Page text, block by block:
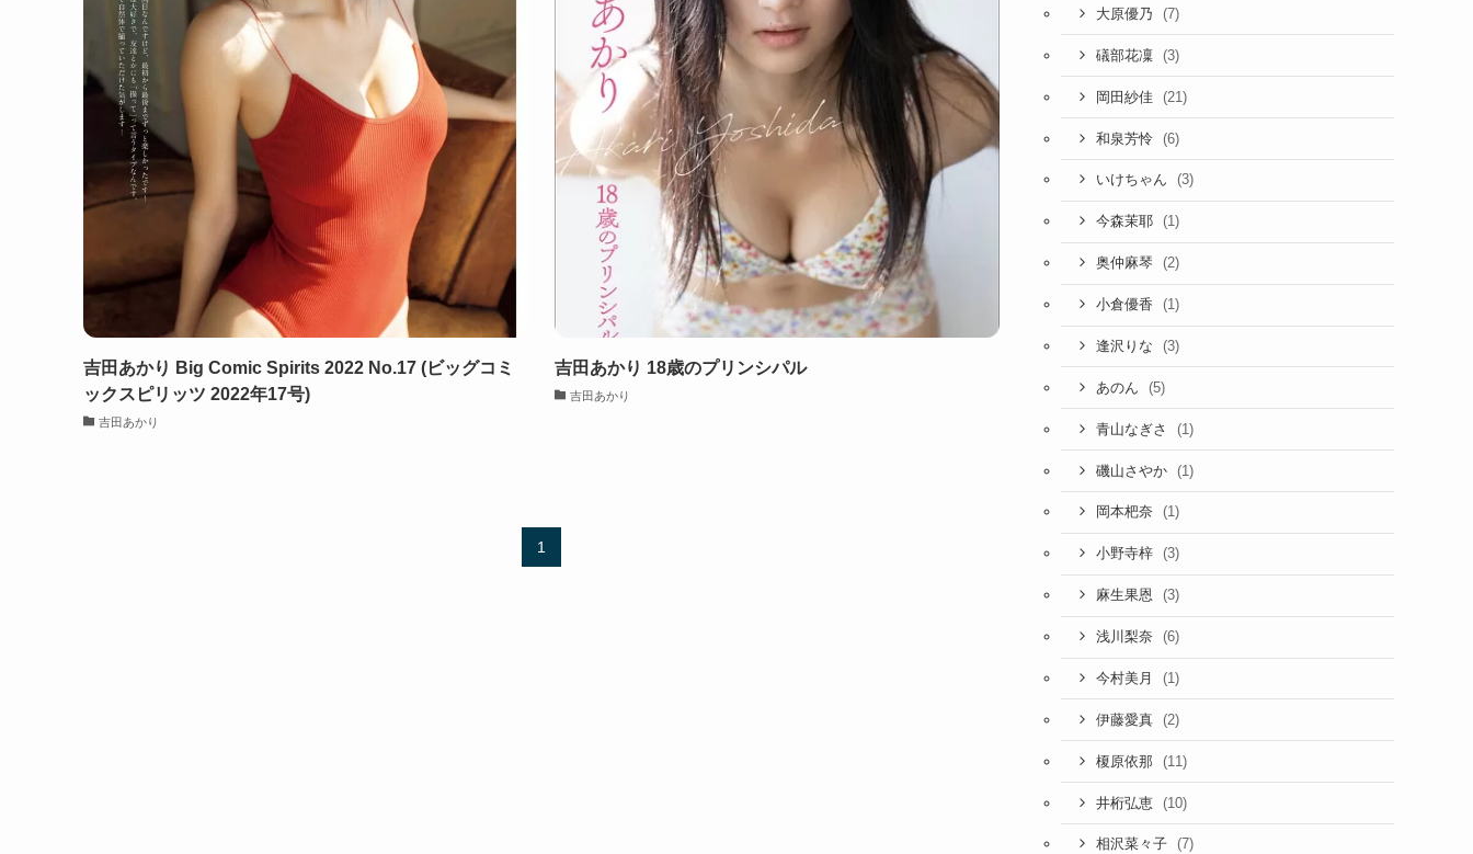
吉田あかり Big Comic Spirits 2022 No.17 (ビッグコミ
ックスピリッツ 2022年17号)
吉田あかり
吉田あかり 18歳のプリンシパル
吉田あかり
1
大原優乃 (7)
礒部花凜 (3)
岡田紗佳 (21)
和泉芳怜 (6)
いけちゃん (3)
今森茉耶 (1)
奥仲麻琴 (2)
小倉優香 (1)
逢沢りな (3)
あのん (5)
青山なぎさ (1)
磯山さやか (1)
岡本杷奈 (1)
小野寺梓 (3)
麻生果恩 (3)
浅川梨奈 (6)
今村美月 (1)
伊藤愛真 (2)
榎原依那 (11)
井桁弘恵 (10)
相沢菜々子 (7)